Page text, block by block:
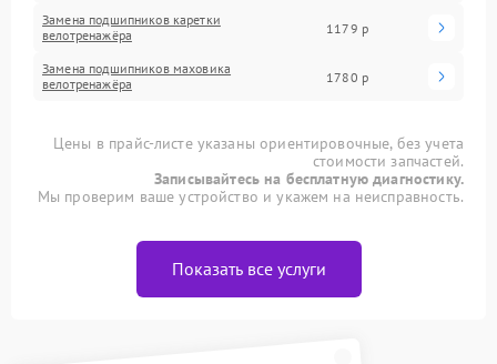
Замена подшипников каретки
велотренажёра
1179 р
Замена подшипников маховика
велотренажёра
1780 р
Цены в прайс-листе указаны ориентировочные, без учета
стоимости запчастей.
Записывайтесь на бесплатную диагностику.
Мы проверим ваше устройство и укажем на неисправность.
Показать все услуги